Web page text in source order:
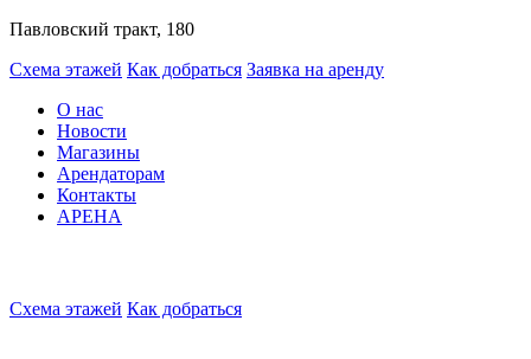
Павловский тракт, 180
Схема этажей Как добраться Заявка на аренду
О нас
Новости
Магазины
Арендаторам
Контакты
АРЕНА
Схема этажей Как добраться